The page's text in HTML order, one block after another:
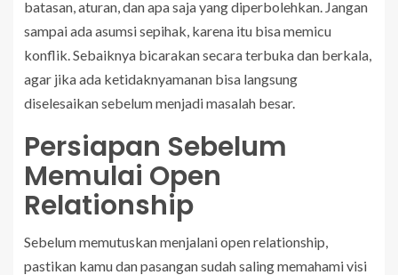
batasan, aturan, dan apa saja yang diperbolehkan. Jangan
sampai ada asumsi sepihak, karena itu bisa memicu
konflik. Sebaiknya bicarakan secara terbuka dan berkala,
agar jika ada ketidaknyamanan bisa langsung
diselesaikan sebelum menjadi masalah besar.
Persiapan Sebelum
Memulai Open
Relationship
Sebelum memutuskan menjalani open relationship,
pastikan kamu dan pasangan sudah saling memahami visi